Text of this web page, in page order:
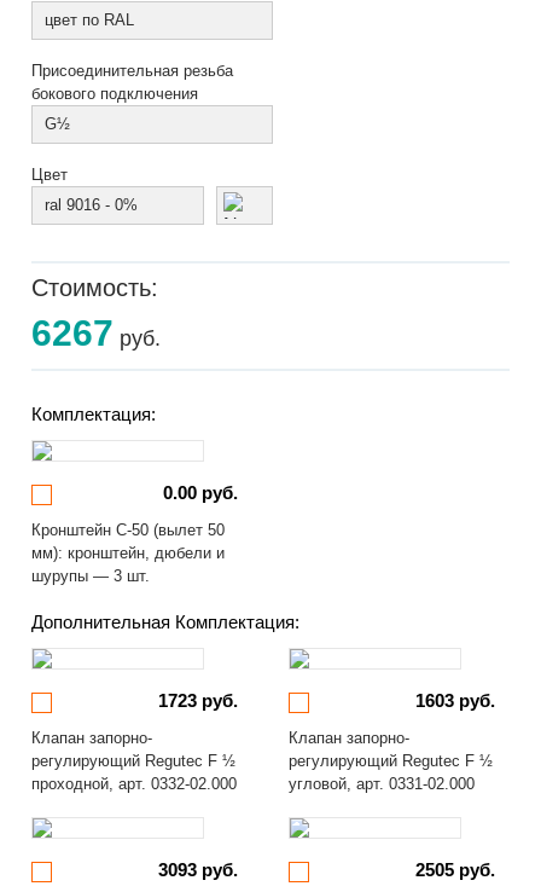
цвет по RAL
Присоединительная резьба
бокового подключения
G½
Цвет
ral 9016 - 0%
Стоимость:
6267 руб.
Комплектация:
0.00 руб.
Кронштейн С-50 (вылет 50
мм): кронштейн, дюбели и
шурупы — 3 шт.
Дополнительная Комплектация:
1723 руб.
Клапан запорно-
регулирующий Regutec F ½
проходной, арт. 0332-02.000
1603 руб.
Клапан запорно-
регулирующий Regutec F ½
угловой, арт. 0331-02.000
3093 руб. 2505 руб.